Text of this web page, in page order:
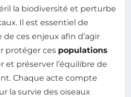
la biodiversité et perturbe
Il est essentiel de
ces enjeux afin d’agir
protéger ces populations
et préserver l’équilibre de
Chaque acte compte
la survie des oiseaux